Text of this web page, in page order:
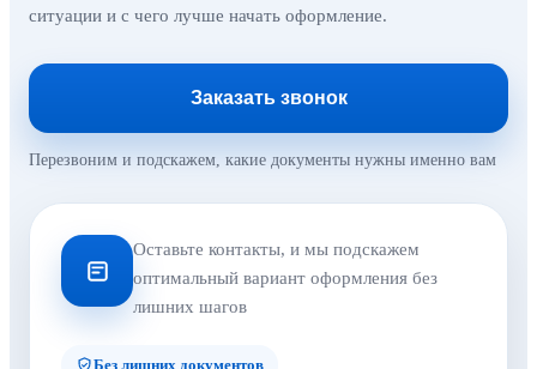
ситуации и с чего лучше начать оформление.
Заказать звонок
Перезвоним и подскажем, какие документы нужны именно вам
Оставьте контакты, и мы подскажем
оптимальный вариант оформления без
лишних шагов
Без лишних документов